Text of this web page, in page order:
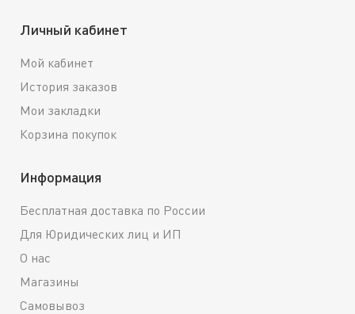
Личный кабинет
Мой кабинет
История заказов
Мои закладки
Корзина покупок
Информация
Бесплатная доставка по России
Для Юридических лиц и ИП
О нас
Магазины
Самовывоз